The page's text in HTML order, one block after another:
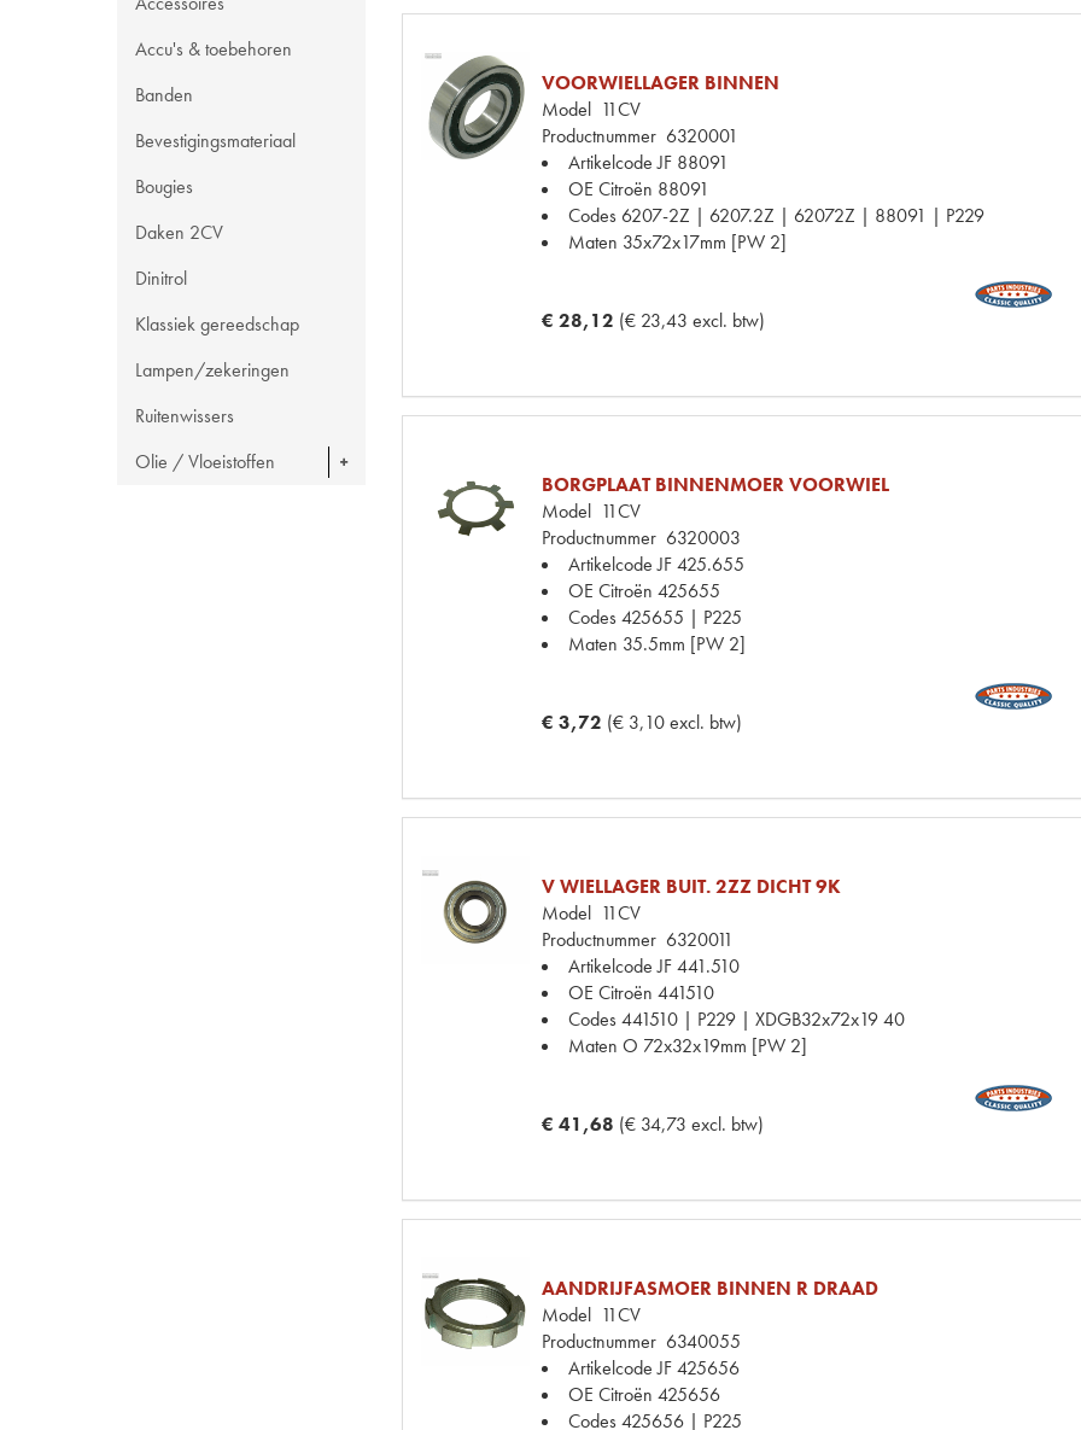
Accu's & toebehoren
Banden
Bevestigingsmateriaal
Bougies
Daken 2CV
Dinitrol
Klassiek gereedschap
Lampen/zekeringen
Ruitenwissers
Olie / Vloeistoffen
VOORWIELLAGER BINNEN
Model 11CV
Productnummer 6320001
Artikelcode JF 88091
OE Citroën 88091
Codes 6207-2Z | 6207.2Z | 62072Z | 88091 | P229
Maten 35x72x17mm [PW 2]
€ 28,12 (€ 23,43 excl. btw)
BORGPLAAT BINNENMOER VOORWIEL
Model 11CV
Productnummer 6320003
Artikelcode JF425.655
OE Citroën 425655
Codes425655 | P225
Maten 35.5mm [PW 2]
€ 3,72 (€ 3,10 excl. btw)
V WIELLAGER BUIT. 2ZZ DICHT 9K
Model 11CV
Productnummer 6320011
Artikelcode JF441.510
OE Citroën 441510
Codes441510 | P229 | XDGB32x72x19 40
Maten O 72x32x19mm [PW 2]
€ 41,68 (€ 34,73 excl. btw)
AANDRIJFASMOER BINNEN R DRAAD
Model 11CV
Productnummer 6340055
Artikelcode JF425656
OE Citroën 425656
Codes425656 | P225